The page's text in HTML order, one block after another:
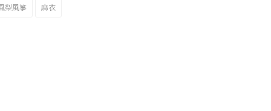
梨風箏 麻衣